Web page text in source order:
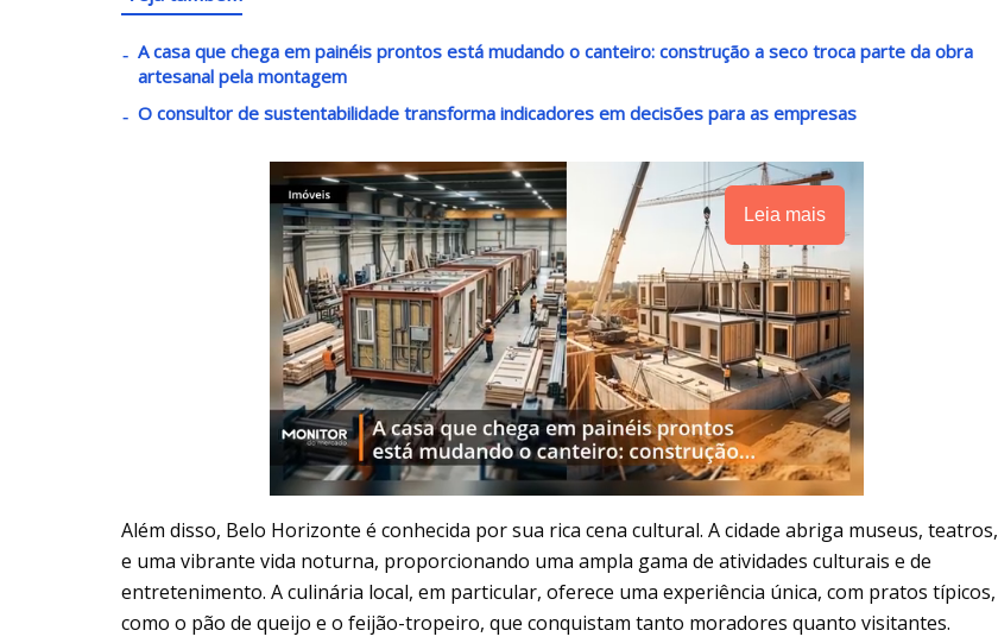
A casa que chega em painéis prontos está mudando o canteiro: construção a seco troca parte da obra
artesanal pela montagem
O consultor de sustentabilidade transforma indicadores em decisões para as empresas
Leia mais
Além disso, Belo Horizonte é conhecida por sua rica cena cultural. A cidade abriga museus, teatros,
e uma vibrante vida noturna, proporcionando uma ampla gama de atividades culturais e de
entretenimento. A culinária local, em particular, oferece uma experiência única, com pratos típicos,
como o pão de queijo e o feijão-tropeiro, que conquistam tanto moradores quanto visitantes.